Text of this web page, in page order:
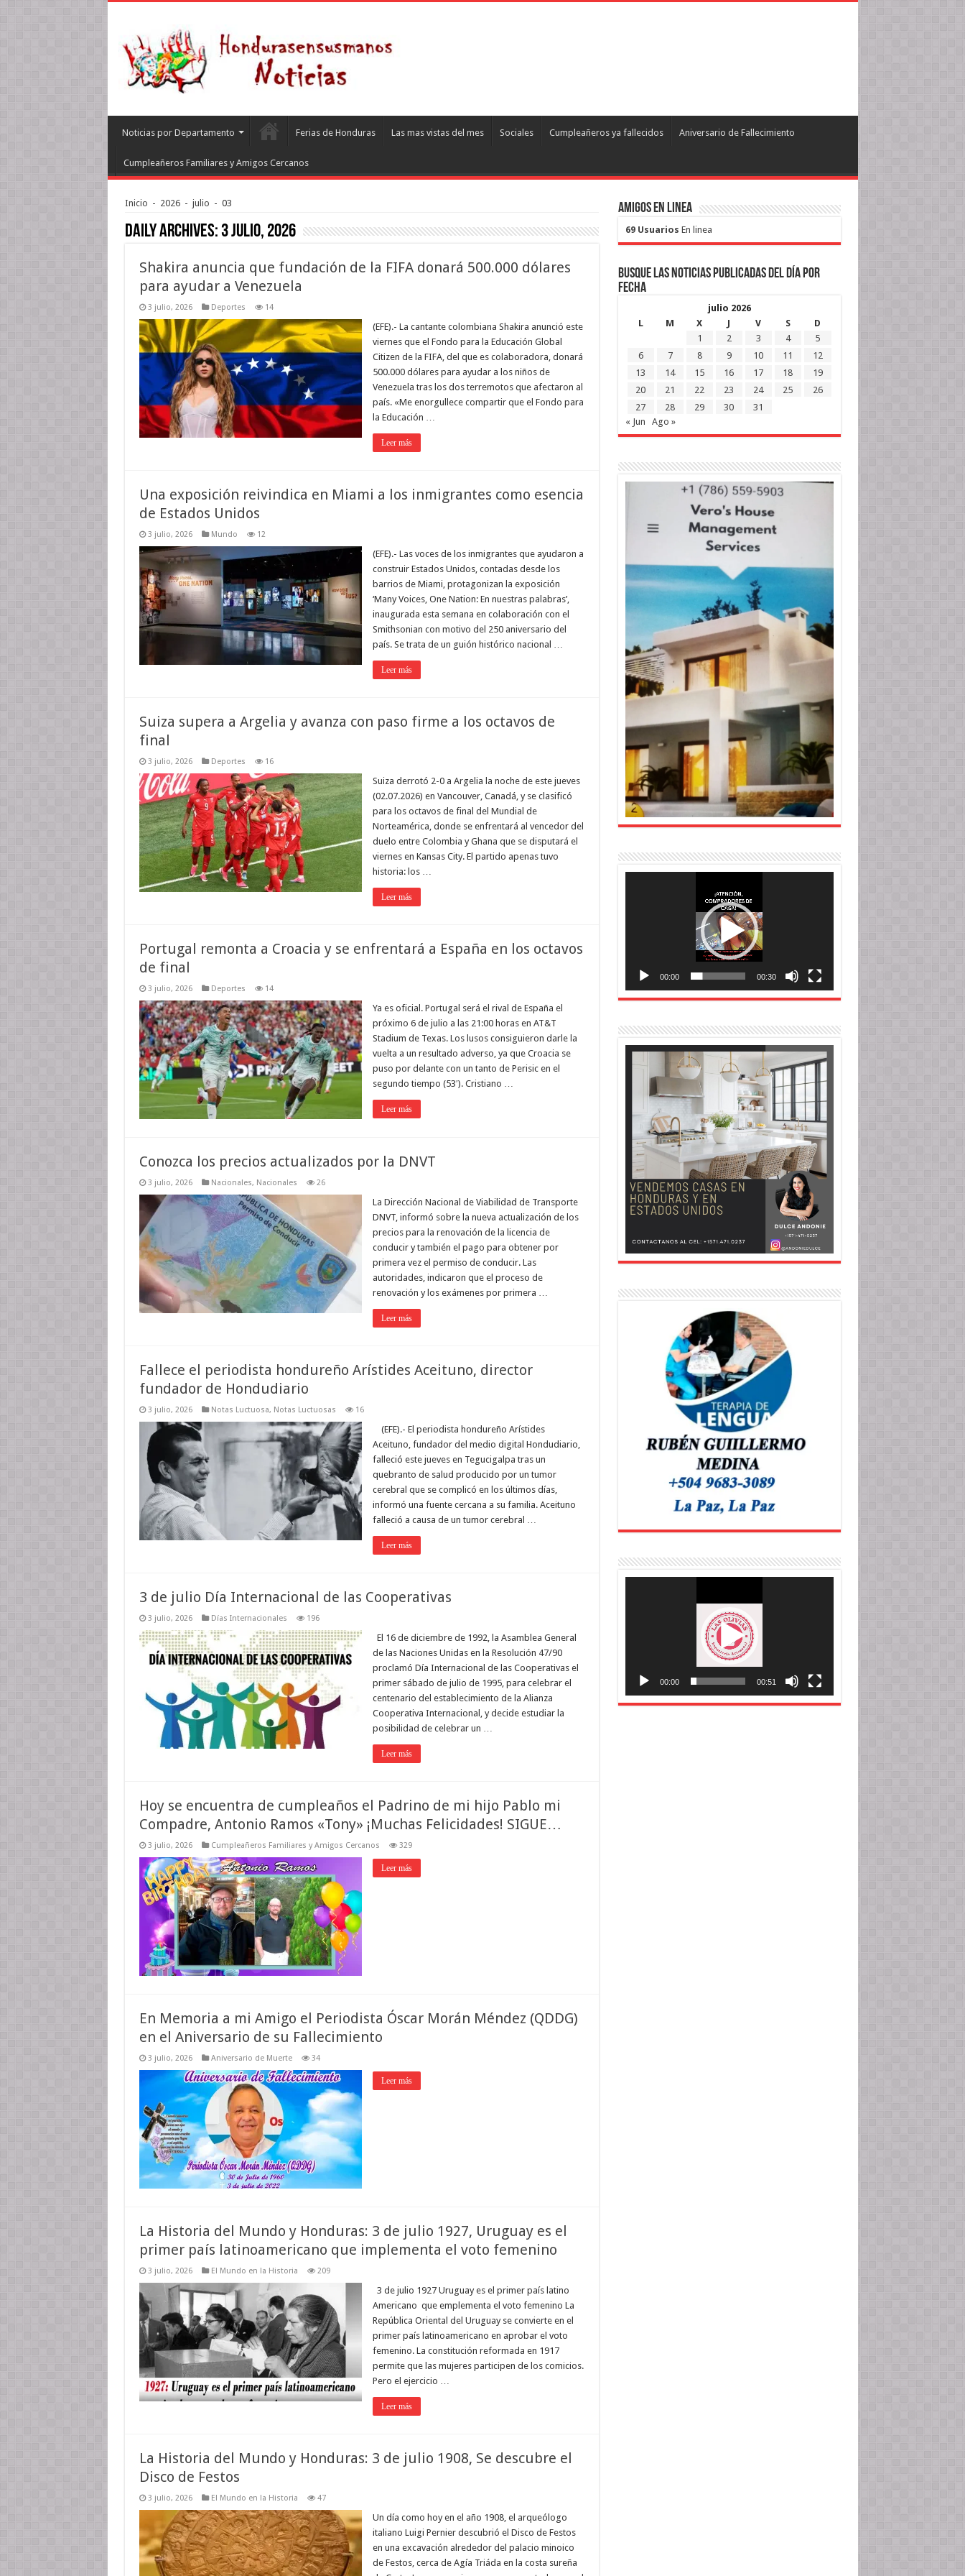
Noticias por Departamento Ferias de Honduras Las mas vistas del mes Sociales Cumpleañeros ya fallecidos Aniversario de Fallecimiento
Cumpleañeros Familiares y Amigos Cercanos
Inicio - 2026 - julio - 03
Daily Archives:3 julio, 2026
Shakira anuncia que fundación de la FIFA donará 500.000 dólares
para ayudar a Venezuela
3 julio, 2026 Deportes 14
(EFE).- La cantante colombiana Shakira anunció este
viernes que el Fondo para la Educación Global
Citizen de la FIFA, del que es colaboradora, donará
500.000 dólares para ayudar a los niños de
Venezuela tras los dos terremotos que afectaron al
país. «Me enorgullece compartir que el Fondo para
la Educación …
Leer más
Una exposición reivindica en Miami a los inmigrantes como esencia
de Estados Unidos
3 julio, 2026 Mundo 12
(EFE).- Las voces de los inmigrantes que ayudaron a
construir Estados Unidos, contadas desde los
barrios de Miami, protagonizan la exposición
‘Many Voices, One Nation: En nuestras palabras’,
inaugurada esta semana en colaboración con el
Smithsonian con motivo del 250 aniversario del
país. Se trata de un guión histórico nacional …
Leer más
Suiza supera a Argelia y avanza con paso firme a los octavos de
final
3 julio, 2026 Deportes 16
Suiza derrotó 2-0 a Argelia la noche de este jueves
(02.07.2026) en Vancouver, Canadá, y se clasificó
para los octavos de final del Mundial de
Norteamérica, donde se enfrentará al vencedor del
duelo entre Colombia y Ghana que se disputará el
viernes en Kansas City. El partido apenas tuvo
historia: los …
Leer más
Portugal remonta a Croacia y se enfrentará a España en los octavos
de final
3 julio, 2026 Deportes 14
Ya es oficial. Portugal será el rival de España el
próximo 6 de julio a las 21:00 horas en AT&T
Stadium de Texas. Los lusos consiguieron darle la
vuelta a un resultado adverso, ya que Croacia se
puso por delante con un tanto de Perisic en el
segundo tiempo (53′). Cristiano …
Leer más
Conozca los precios actualizados por la DNVT
3 julio, 2026 Nacionales, Nacionales 26
La Dirección Nacional de Viabilidad de Transporte
DNVT, informó sobre la nueva actualización de los
precios para la renovación de la licencia de
conducir y también el pago para obtener por
primera vez el permiso de conducir. Las
autoridades, indicaron que el proceso de
renovación y los exámenes por primera …
Leer más
Fallece el periodista hondureño Arístides Aceituno, director
fundador de Hondudiario
3 julio, 2026 Notas Luctuosa, Notas Luctuosas 16
(EFE).- El periodista hondureño Arístides
Aceituno, fundador del medio digital Hondudiario,
falleció este jueves en Tegucigalpa tras un
quebranto de salud producido por un tumor
cerebral que se complicó en los últimos días,
informó una fuente cercana a su familia. Aceituno
falleció a causa de un tumor cerebral …
Leer más
3 de julio Día Internacional de las Cooperativas
3 julio, 2026 Días Internacionales 196
El 16 de diciembre de 1992, la Asamblea General
de las Naciones Unidas en la Resolución 47/90
proclamó Día Internacional de las Cooperativas el
primer sábado de julio de 1995, para celebrar el
centenario del establecimiento de la Alianza
Cooperativa Internacional, y decide estudiar la
posibilidad de celebrar un …
Leer más
Hoy se encuentra de cumpleaños el Padrino de mi hijo Pablo mi
Compadre, Antonio Ramos «Tony» ¡Muchas Felicidades! SIGUE…
3 julio, 2026 Cumpleañeros Familiares y Amigos Cercanos 329
Leer más
En Memoria a mi Amigo el Periodista Óscar Morán Méndez (QDDG)
en el Aniversario de su Fallecimiento
3 julio, 2026 Aniversario de Muerte 34
Leer más
La Historia del Mundo y Honduras: 3 de julio 1927, Uruguay es el
primer país latinoamericano que implementa el voto femenino
3 julio, 2026 El Mundo en la Historia 209
3 de julio 1927 Uruguay es el primer país latino
Americano que emplementa el voto femenino La
República Oriental del Uruguay se convierte en el
primer país latinoamericano en aprobar el voto
femenino. La constitución reformada en 1917
permite que las mujeres participen de los comicios.
Pero el ejercicio …
Leer más
La Historia del Mundo y Honduras: 3 de julio 1908, Se descubre el
Disco de Festos
3 julio, 2026 El Mundo en la Historia 47
Un día como hoy en el año 1908, el arqueólogo
italiano Luigi Pernier descubrió el Disco de Festos
en una excavación alrededor del palacio minoico
de Festos, cerca de Agía Triáda en la costa sureña
Amigos en Linea
69 Usuarios En linea
Busque las noticias publicadas del día por
fecha
julio 2026
L
M X J V S
D
1
2 3 4
5
6
7 8 9 10 11
12
13
14 15 16 17 18
19
20
21 22 23 24 25
26
27
28 29 30
31
« Jun
Ago »
00:00 00:30
00:00 00:51